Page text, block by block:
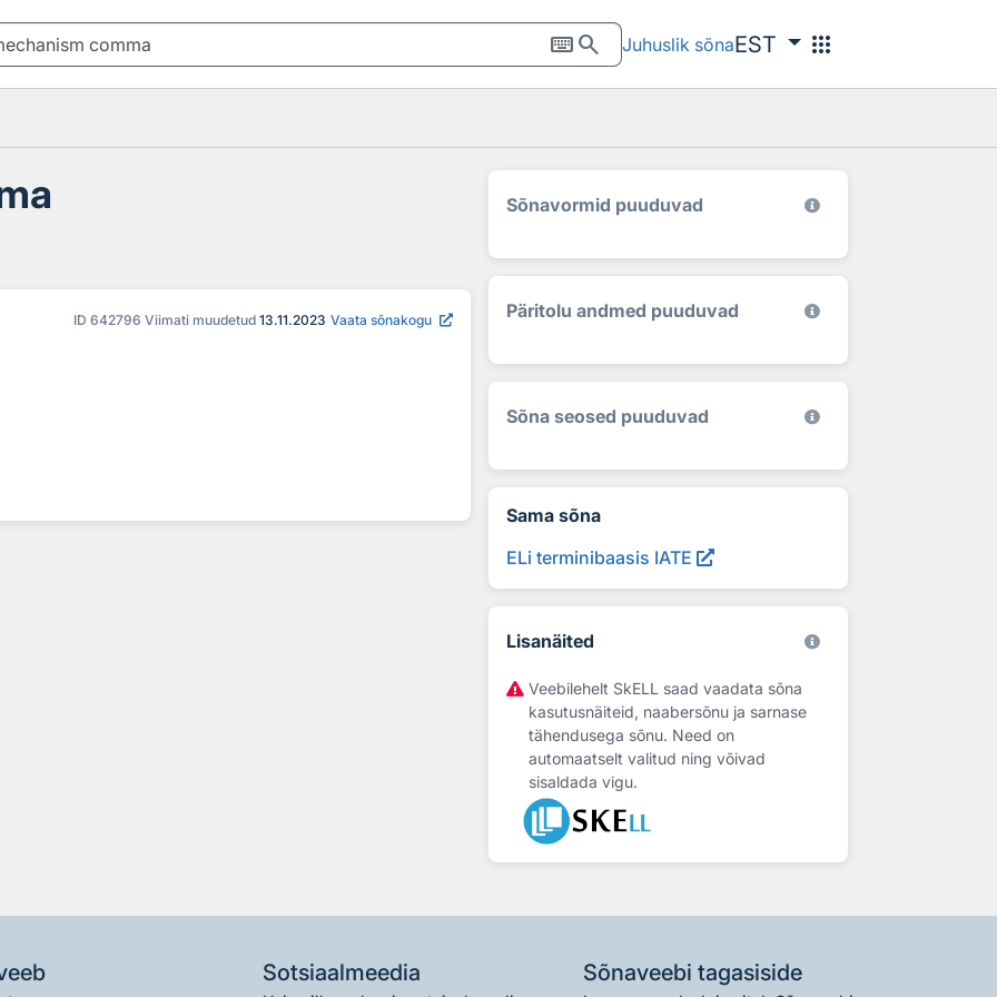
keyboardsearch Juhuslik sõnaEST apps
ID 642796 Viimati muudetud 13.11.2023 Vaata sõnakogu
Sõnavormid puuduvad
Päritolu andmed puuduvad
Sõna seosed puuduvad
Sama sõna
ELi terminibaasis IATE
Lisanäited
Veebilehelt SkELL saad vaadata sõna
kasutusnäiteid, naabersõnu ja sarnase
tähendusega sõnu. Need on
automaatselt valitud ning võivad
sisaldada vigu.
Sotsiaalmeedia Sõnaveebi tagasiside